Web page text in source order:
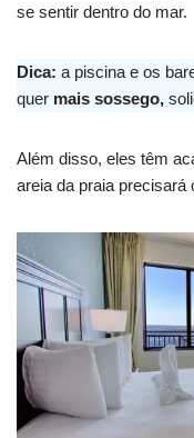
se sentir dentro do mar.
Dica: a piscina e os
quer mais sossego,
Além disso, eles têm
areia da praia precisará